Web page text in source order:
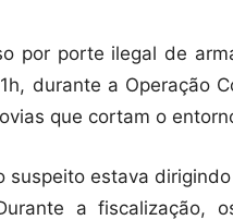
por porte ilegal de
durante a Operação
que cortam o
suspeito estava
a fiscalização,